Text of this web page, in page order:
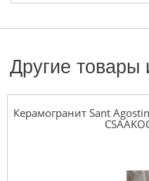
Другие товары
Керамогранит Sant